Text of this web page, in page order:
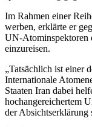
Im Rahmen einer
werben, erklärte er
UN-Atominspektoren
einzureisen.
„Tatsächlich ist einer
Internationale
Staaten Iran dabei
hochangereichertem
der Absichtserklärung